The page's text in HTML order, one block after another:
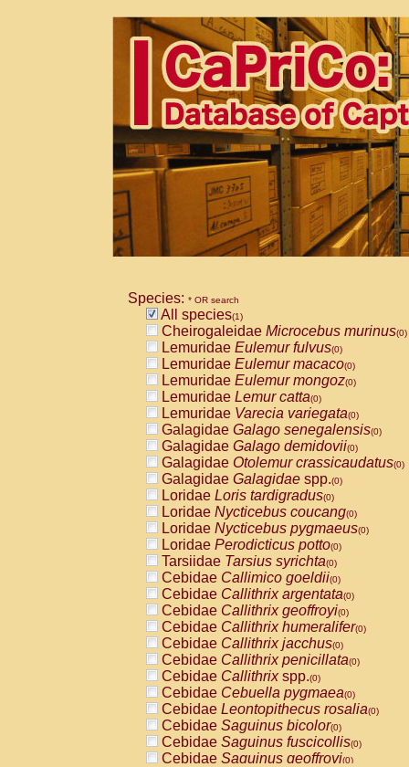
Species: * OR search
All species(1)
Cheirogaleidae Microcebus murinus(0)
Lemuridae Eulemur fulvus(0)
Lemuridae Eulemur macaco(0)
Lemuridae Eulemur mongoz(0)
Lemuridae Lemur catta(0)
Lemuridae Varecia variegata(0)
Galagidae Galago senegalensis(0)
Galagidae Galago demidovii(0)
Galagidae Otolemur crassicaudatus(0)
Galagidae Galagidae spp.(0)
Loridae Loris tardigradus(0)
Loridae Nycticebus coucang(0)
Loridae Nycticebus pygmaeus(0)
Loridae Perodicticus potto(0)
Tarsiidae Tarsius syrichta(0)
Cebidae Callimico goeldii(0)
Cebidae Callithrix argentata(0)
Cebidae Callithrix geoffroyi(0)
Cebidae Callithrix humeralifer(0)
Cebidae Callithrix jacchus(0)
Cebidae Callithrix penicillata(0)
Cebidae Callithrixspp.(0)
Cebidae Cebuella pygmaea(0)
Cebidae Leontopithecus rosalia(0)
Cebidae Saguinus bicolor(0)
Cebidae Saguinus fuscicollis(0)
Cebidae Saguinus geoffroyi(0)